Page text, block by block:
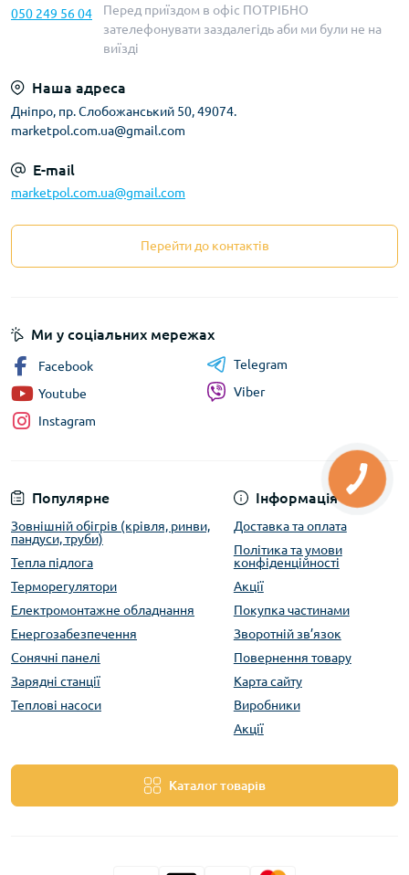
050 249 56 04
Перед приїздом в офіс ПОТРІБНО
зателефонувати заздалегідь аби ми були не на
виїзді
Наша адреса
Дніпро, пр. Слобожанський 50, 49074.
marketpol.com.ua@gmail.com
E-mail
marketpol.com.ua@gmail.com
Перейти до контактів
Популярне
Зовнішній обігрів (крівля, ринви,
пандуси, труби)
Тепла підлога
Терморегулятори
Електромонтажне обладнання
Енергозабезпечення
Сонячні панелі
Зарядні станції
Теплові насоси
Інформація
Доставка та оплата
Політика та умови
конфіденційності
Акції
Покупка частинами
Зворотній зв’язок
Повернення товару
Карта сайту
Виробники
Акції
Каталог товарів
Ми у соціальних мережах
Facebook
Youtube
Instagram
Telegram
Viber